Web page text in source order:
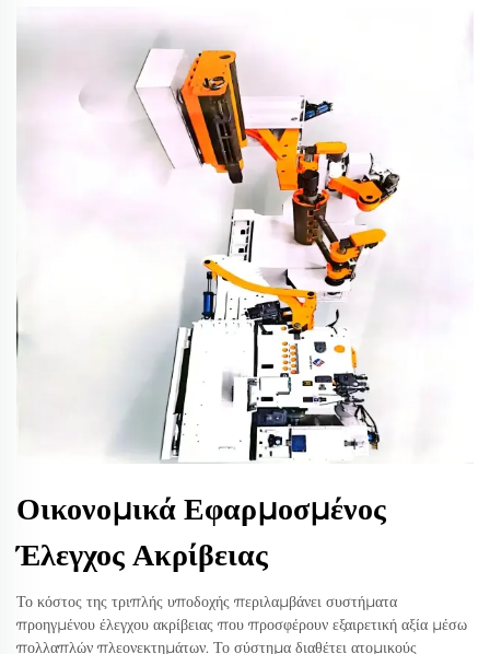
Οικονομικά Εφαρμοσμένος
Έλεγχος Ακρίβειας
Το κόστος της τριπλής υποδοχής περιλαμβάνει συστήματα
προηγμένου έλεγχου ακρίβειας που προσφέρουν εξαιρετική αξία μέσω
πολλαπλών πλεονεκτημάτων. Το σύστημα διαθέτει ατομικούς